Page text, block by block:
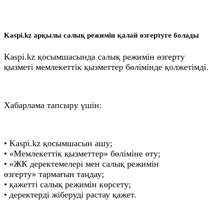
Kaspi.kz арқылы салық режимін қалай өзгертуге болады
Kaspi.kz қосымшасында салық режимін өзгерту
қызметі мемлекеттік қызметтер бөлімінде қолжетімді.
Хабарлама тапсыру үшін:
• Kaspi.kz қосымшасын ашу;
• «Мемлекеттік қызметтер» бөліміне өту;
• «ЖК деректемелері мен салық режимін
өзгерту» тармағын таңдау;
• қажетті салық режимін көрсету;
• деректерді жіберуді растау қажет.